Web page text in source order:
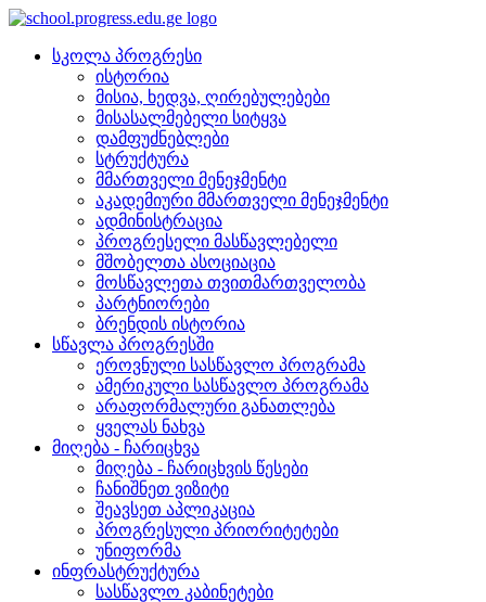
სკოლა პროგრესი
ისტორია
მისია, ხედვა, ღირებულებები
მისასალმებელი სიტყვა
დამფუძნებლები
სტრუქტურა
მმართველი მენეჯმენტი
აკადემიური მმართველი მენეჯმენტი
ადმინისტრაცია
პროგრესელი მასწავლებელი
მშობელთა ასოციაცია
მოსწავლეთა თვითმართველობა
პარტნიორები
ბრენდის ისტორია
სწავლა პროგრესში
ეროვნული სასწავლო პროგრამა
ამერიკული სასწავლო პროგრამა
არაფორმალური განათლება
ყველას ნახვა
მიღება - ჩარიცხვა
მიღება - ჩარიცხვის წესები
ჩანიშნეთ ვიზიტი
შეავსეთ აპლიკაცია
პროგრესული პრიორიტეტები
უნიფორმა
ინფრასტრუქტურა
სასწავლო კაბინეტები